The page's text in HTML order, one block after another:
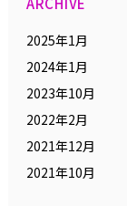
2025年1月
2024年1月
2023年10月
2022年2月
2021年12月
2021年10月